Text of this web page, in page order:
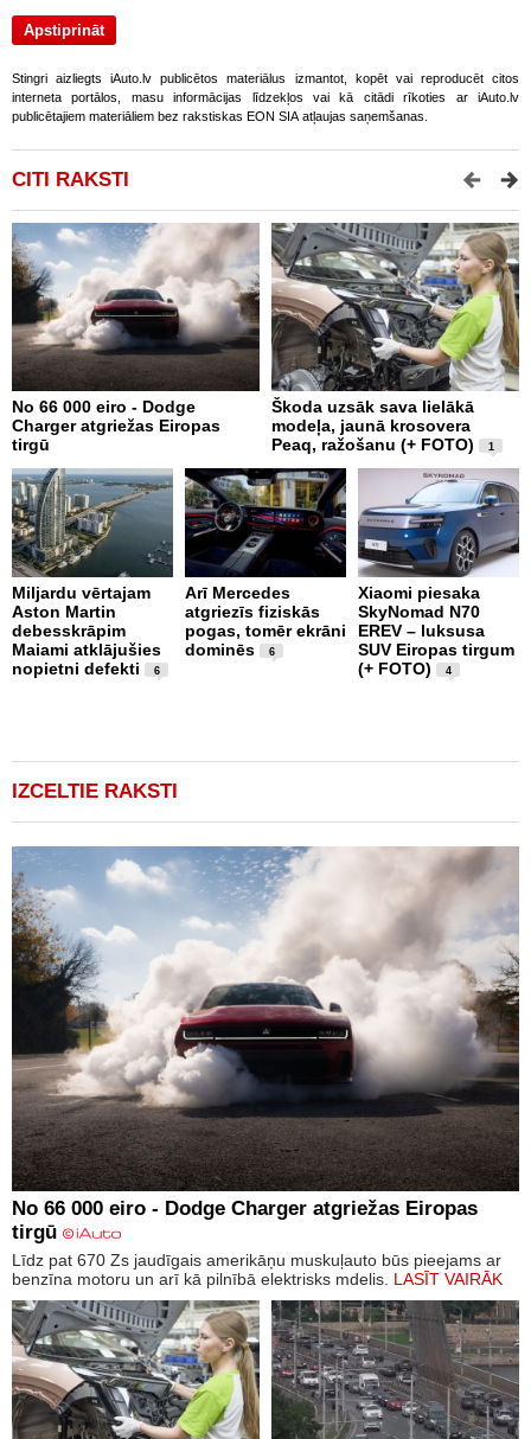
Stingri aizliegts iAuto.lv publicētos materiālus izmantot, kopēt vai reproducēt citos
interneta portālos, masu informācijas līdzekļos vai kā citādi rīkoties ar iAuto.lv
publicētajiem materiāliem bez rakstiskas EON SIA atļaujas saņemšanas.
CITI RAKSTI
No 66 000 eiro - Dodge
Charger atgriežas Eiropas
tirgū
Škoda uzsāk sava lielākā
modeļa, jaunā krosovera
Peaq, ražošanu (+ FOTO)
1
Miljardu vērtajam
Aston Martin
debesskrāpim
Maiami atklājušies
nopietni defekti
6
Arī Mercedes
atgriezīs fiziskās
pogas, tomēr ekrāni
dominēs
6
Xiaomi piesaka
SkyNomad N70
EREV – luksusa
SUV Eiropas tirgum
(+ FOTO)
4
IZCELTIE RAKSTI
No 66 000 eiro - Dodge Charger atgriežas Eiropas
tirgū
Līdz pat 670 Zs jaudīgais amerikāņu muskuļauto būs pieejams ar
benzīna motoru un arī kā pilnībā elektrisks mdelis. LASĪT VAIRĀK